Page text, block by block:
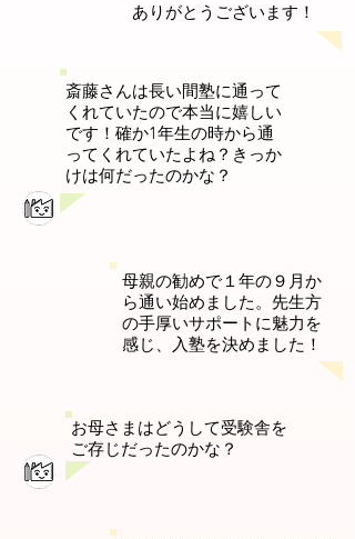
ありがとうございます！
斎藤さんは長い間塾に通って
くれていたので本当に嬉しい
です！確か1年生の時から通
ってくれていたよね？きっか
けは何だったのかな？
母親の勧めで１年の９月か
ら通い始めました。先生方
の手厚いサポートに魅力を
感じ、入塾を決めました！
お母さまはどうして受験舎を
ご存じだったのかな？